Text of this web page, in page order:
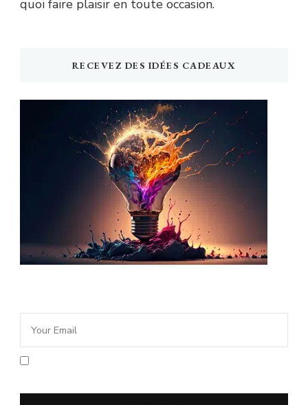
quoi faire plaisir en toute occasion.
RECEVEZ DES IDÉES CADEAUX